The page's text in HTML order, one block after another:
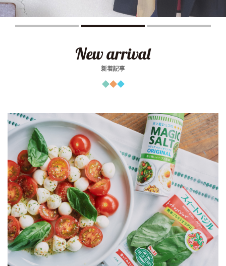
1 2
New arrival
新着記事